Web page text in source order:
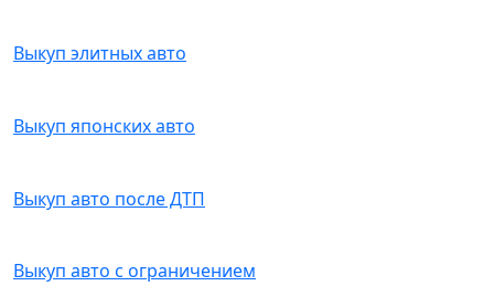
Выкуп элитных авто
Выкуп японских авто
Выкуп авто после ДТП
Выкуп авто с ограничением